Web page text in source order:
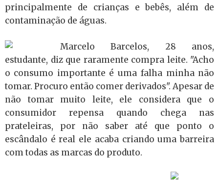
principalmente de crianças e bebês, além de
contaminação de águas.
Marcelo Barcelos, 28 anos,
estudante, diz que raramente compra leite. "Acho
o consumo importante é uma falha minha não
tomar. Procuro então comer derivados". Apesar de
não tomar muito leite, ele considera que o
consumidor repensa quando chega nas
prateleiras, por não saber até que ponto o
escândalo é real ele acaba criando uma barreira
com todas as marcas do produto.